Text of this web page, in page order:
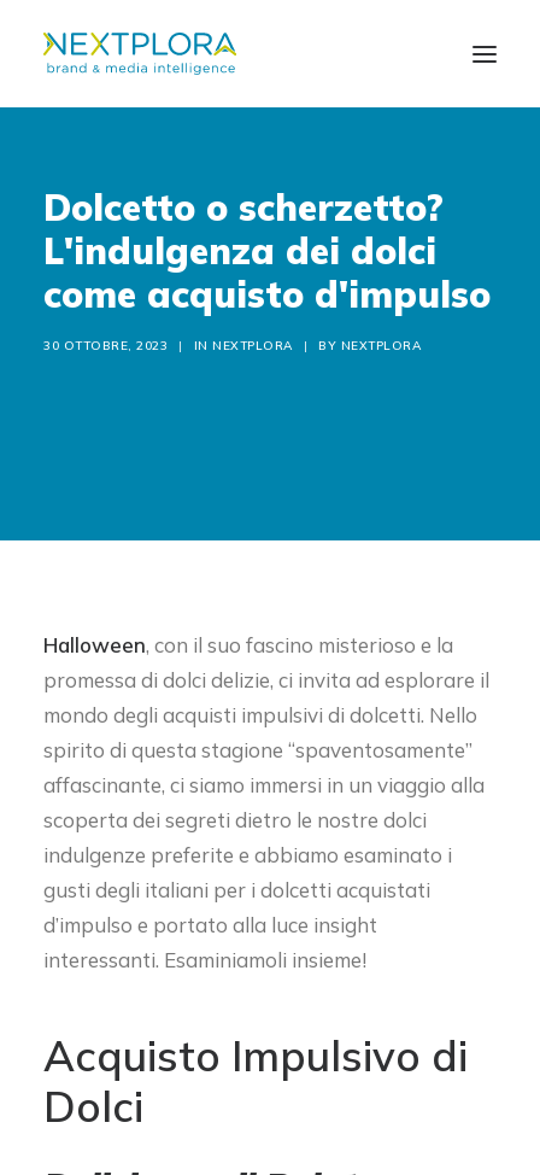
CHI SIAMO
SOLUZIONI
NEWS
Dolcetto o scherzetto?
L'indulgenza dei dolci
come acquisto d'impulso
30 OTTOBRE, 2023 | IN NEXTPLORA | BY NEXTPLORA
Halloween, con il suo fascino misterioso e la
promessa di dolci delizie, ci invita ad esplorare il
mondo degli acquisti impulsivi di dolcetti. Nello
spirito di questa stagione “spaventosamente”
affascinante, ci siamo immersi in un viaggio alla
scoperta dei segreti dietro le nostre dolci
indulgenze preferite e abbiamo esaminato i
gusti degli italiani per i dolcetti acquistati
d’impulso e portato alla luce insight
interessanti. Esaminiamoli insieme!
Acquisto Impulsivo di
Dolci